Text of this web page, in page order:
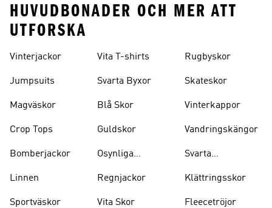
HUVUDBONADER OCH MER ATT
UTFORSKA
Vinterjackor
Jumpsuits
Magväskor
Crop Tops
Bomberjackor
Linnen
Sportväskor
Vita T-shirts
Svarta Byxor
Blå Skor
Guldskor
Osynliga
Regnjackor
Vita Skor
Rugbyskor
Skateskor
Vinterkappor
Vandringskängor
Svarta
Klättringsskor
Fleecetröjor